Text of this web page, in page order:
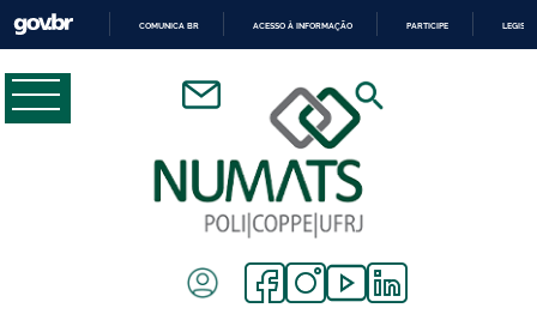
CONTEÚDO
COMUNICA BR ACESSO À INFORMAÇÃO PARTICIPE